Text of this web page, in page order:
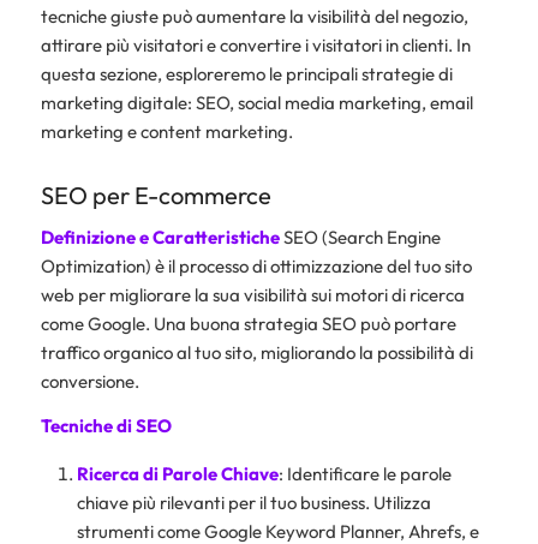
tecniche giuste può aumentare la visibilità del negozio,
attirare più visitatori e convertire i visitatori in clienti. In
questa sezione, esploreremo le principali strategie di
marketing digitale: SEO, social media marketing, email
marketing e content marketing.
SEO per E-commerce
Definizione e CaratteristicheSEO (Search Engine
Optimization) è il processo di ottimizzazione del tuo sito
web per migliorare la sua visibilità sui motori di ricerca
come Google. Una buona strategia SEO può portare
traffico organico al tuo sito, migliorando la possibilità di
conversione.
Tecniche di SEO
Ricerca di Parole Chiave: Identificare le parole
chiave più rilevanti per il tuo business. Utilizza
strumenti come Google Keyword Planner, Ahrefs, e